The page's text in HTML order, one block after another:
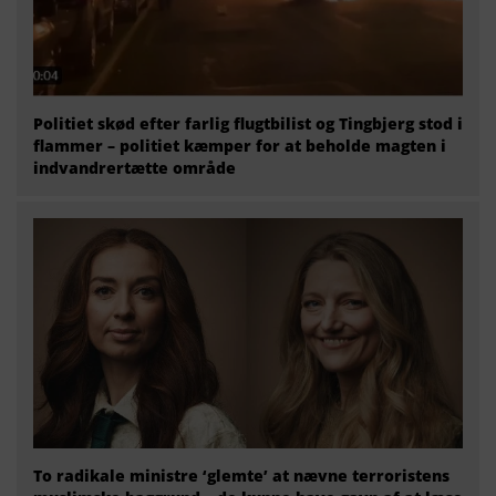
Politiet skød efter farlig flugtbilist og Tingbjerg stod i
flammer – politiet kæmper for at beholde magten i
indvandrertætte område
To radikale ministre ‘glemte’ at nævne terroristens